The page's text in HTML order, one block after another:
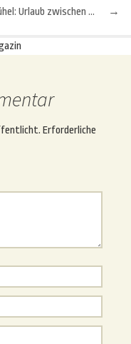
→
Kitzbühel: Urlaub zwischen Hauben und Hütten
Erforderliche